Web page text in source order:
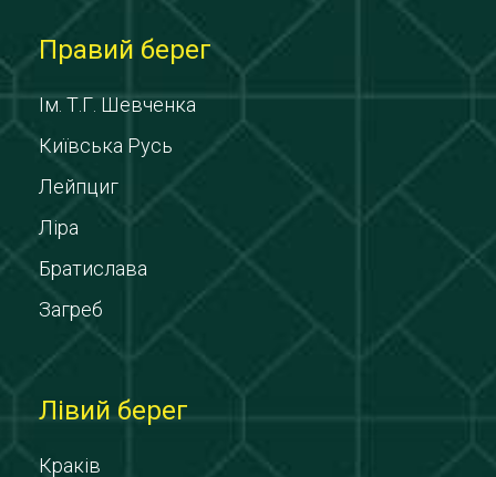
Правий берег
Ім. Т.Г. Шевченка
Київська Русь
Лейпциг
Ліра
Братислава
Загреб
Лівий берег
Краків